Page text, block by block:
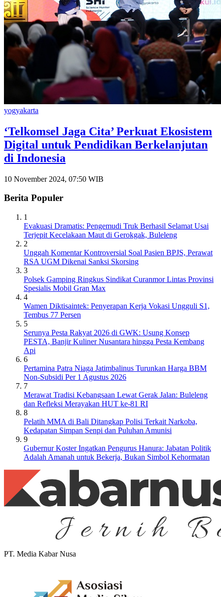
yogyakarta
‘Telkomsel Jaga Cita’ Perkuat Ekosistem
Digital untuk Pendidikan Berkelanjutan
di Indonesia
10 November 2024, 07:50 WIB
Berita Populer
1
Evakuasi Dramatis: Pengemudi Truk Berhasil Selamat Usai
Terjepit Kecelakaan Maut di Gerokgak, Buleleng
2
Unggah Komentar Kontroversial Soal Pasien BPJS, Perawat
RSA UGM Dikenai Sanksi Skorsing
3
Polsek Gamping Ringkus Sindikat Curanmor Lintas Provinsi
Spesialis Mobil Gran Max
4
Wamen Diktisaintek: Penyerapan Kerja Vokasi Ungguli S1,
Tembus 77 Persen
5
Serunya Pesta Rakyat 2026 di GWK: Usung Konsep
PESTA, Banjir Kuliner Nusantara hingga Pesta Kembang
Api
6
Pertamina Patra Niaga Jatimbalinus Turunkan Harga BBM
Non-Subsidi Per 1 Agustus 2026
7
Merawat Tradisi Kebangsaan Lewat Gerak Jalan: Buleleng
dan Refleksi Merayakan HUT ke-81 RI
8
Pelatih MMA di Bali Ditangkap Polisi Terkait Narkoba,
Kedapatan Simpan Senpi dan Puluhan Amunisi
9
Gubernur Koster Ingatkan Pengurus Hanura: Jabatan Politik
Adalah Amanah untuk Bekerja, Bukan Simbol Kehormatan
PT. Media Kabar Nusa